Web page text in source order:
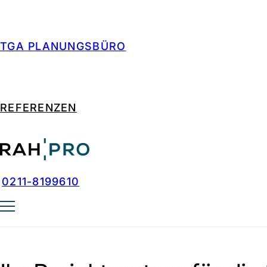
TGA PLANUNGSBÜRO
REFERENZEN
0211-8199610
TGA